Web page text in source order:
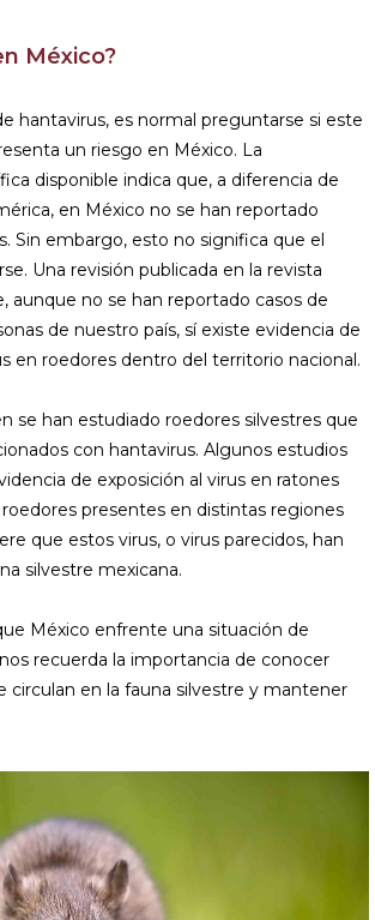
México?
hantavirus, es normal preguntarse si este
un riesgo en México. La
disponible indica que, a diferencia de
en México no se han reportado
Sin embargo, esto no significa que el
Una revisión publicada en la revista
aunque no se han reportado casos de
de nuestro país, sí existe evidencia de
en roedores dentro del territorio nacional.
se han estudiado roedores silvestres que
con hantavirus. Algunos estudios
de exposición al virus en ratones
presentes en distintas regiones
que estos virus, o virus parecidos, han
silvestre mexicana.
México enfrente una situación de
recuerda la importancia de conocer
circulan en la fauna silvestre y mantener